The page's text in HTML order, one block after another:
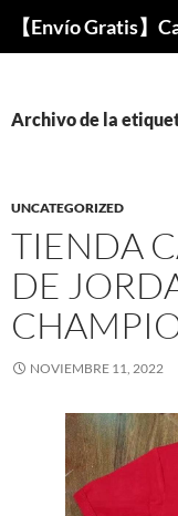
Buscar
Archivo de la
UNCATEGORIZED
TIENDA
DE
NOVIEMBRE 11, 2022